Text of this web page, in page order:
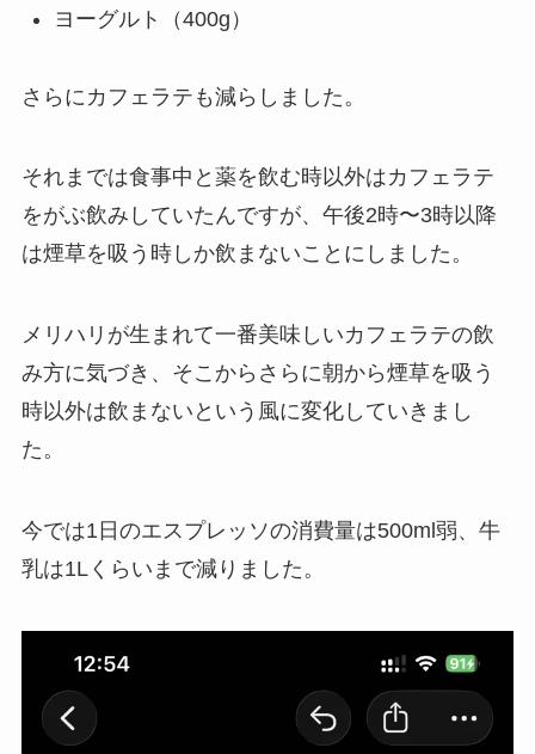
ヨーグルト（400g）
さらにカフェラテも減らしました。
それまでは食事中と薬を飲む時以外はカフェラテ
をがぶ飲みしていたんですが、午後2時〜3時以降
は煙草を吸う時しか飲まないことにしました。
メリハリが生まれて一番美味しいカフェラテの飲
み方に気づき、そこからさらに朝から煙草を吸う
時以外は飲まないという風に変化していきまし
た。
今では1日のエスプレッソの消費量は500ml弱、牛
乳は1Lくらいまで減りました。